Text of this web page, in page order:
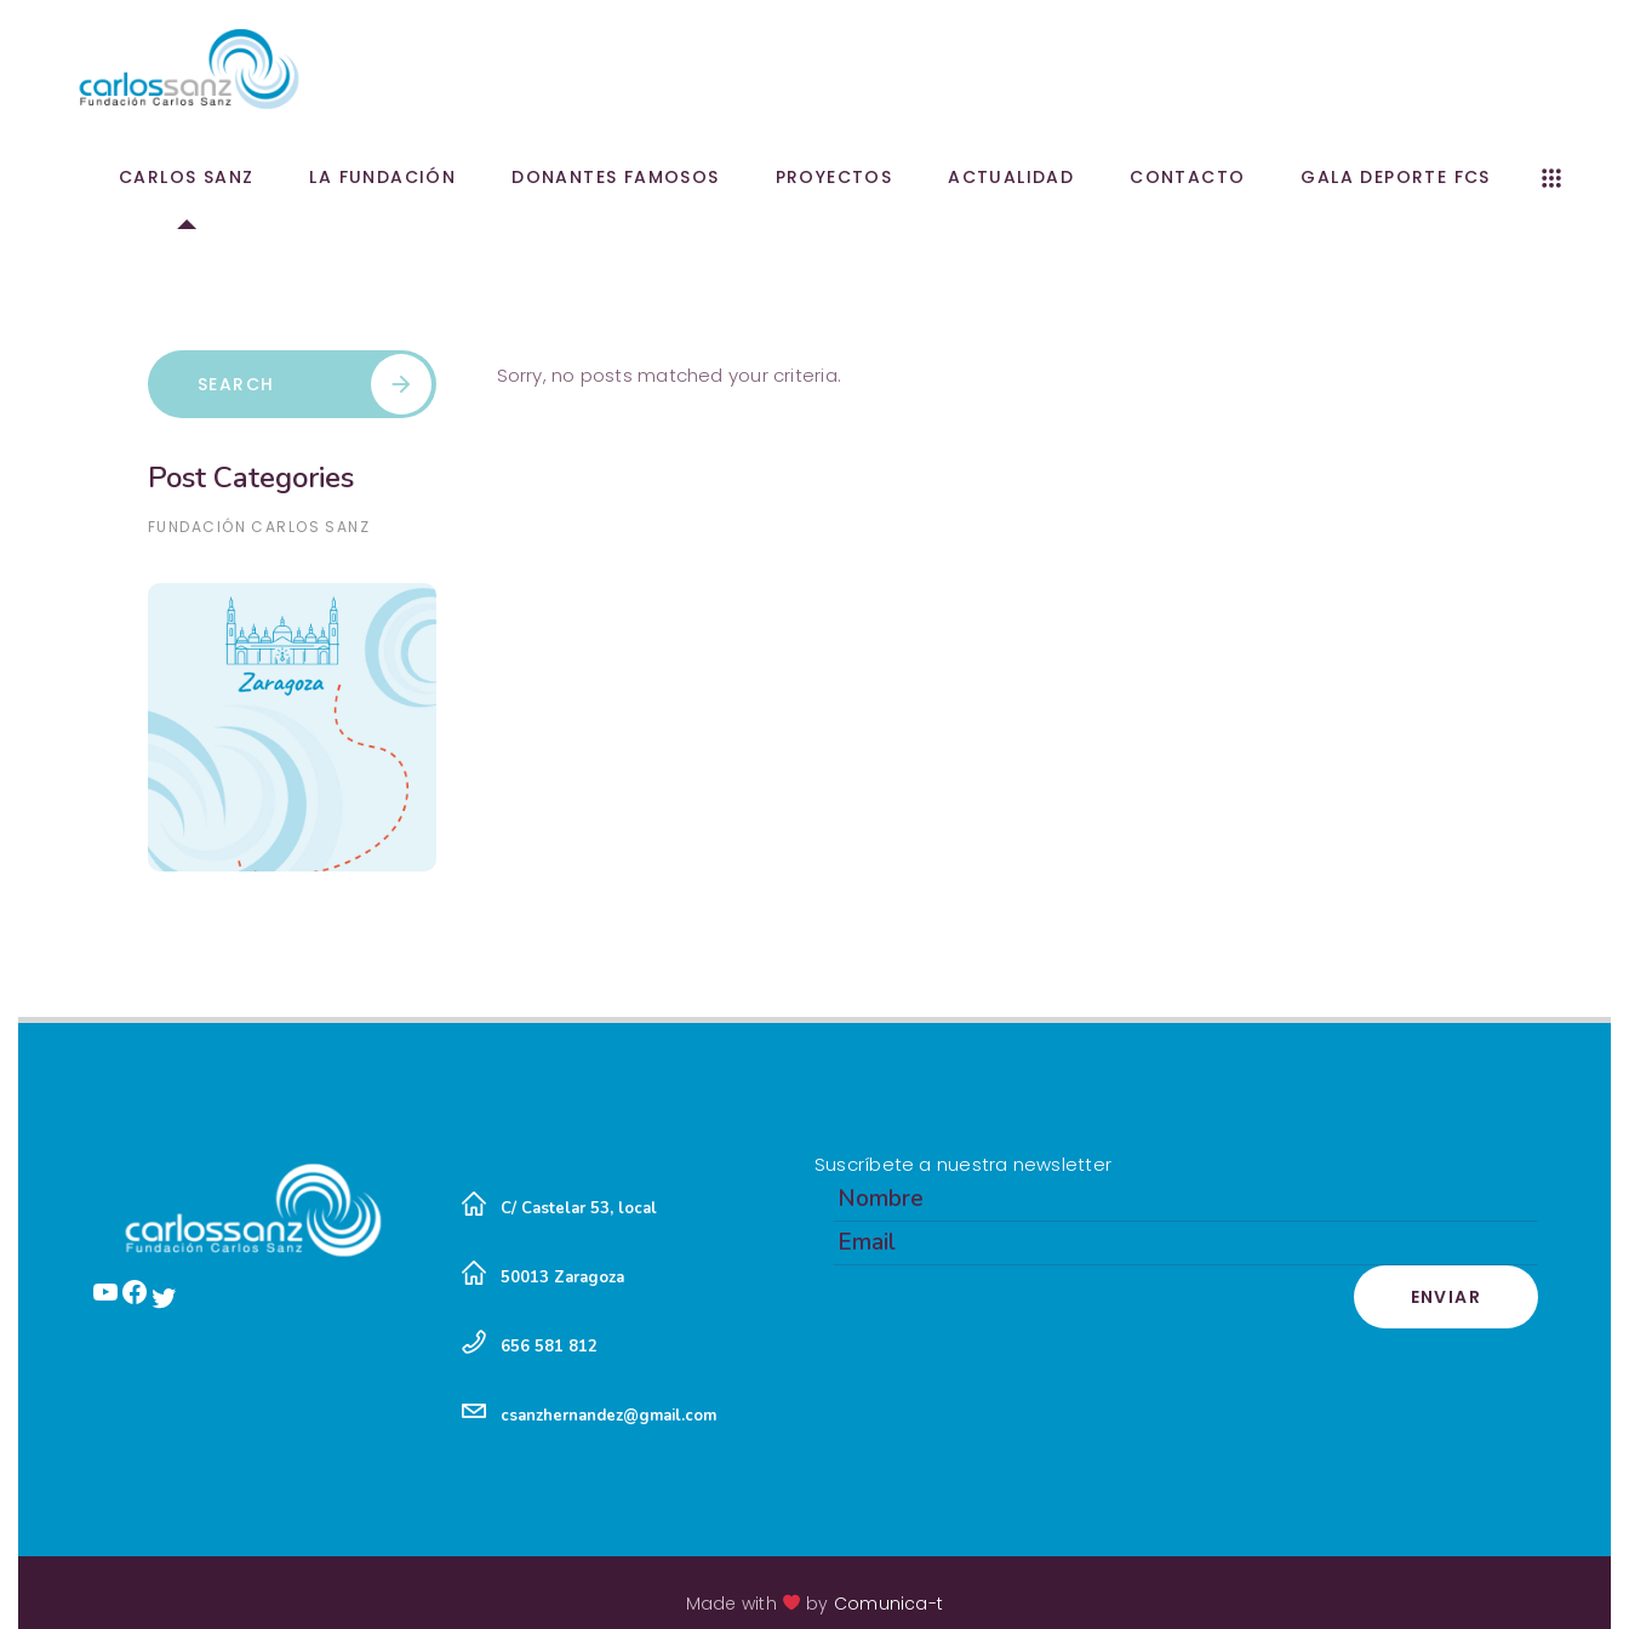
CARLOS SANZ LA FUNDACIÓN DONANTES FAMOSOS PROYECTOS ACTUALIDAD CONTACTO GALA DEPORTE FCS
Sorry, no posts matched your criteria.
Search
for:
arrow_forward
Post Categories
FUNDACIÓN CARLOS SANZ
YouTube
Facebook
Twitter
C/ Castelar 53, local
50013 Zaragoza
656 581 812
csanzhernandez@gmail.com
Suscríbete a nuestra newsletter
ENVIAR
Made with by Comunica-t